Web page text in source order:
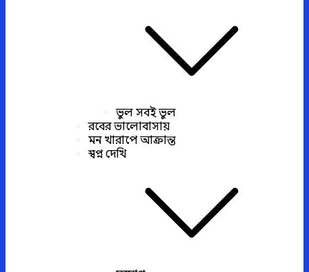
ভুল সবই ভুল
রবের ভালোবাসায়
মন খারাপে আক্রান্ত
স্বপ্ন দেখি